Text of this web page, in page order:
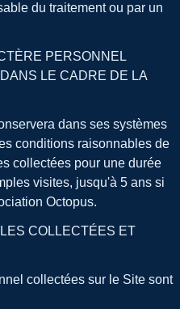
du traitement ou par un
PERSONNEL
LE CADRE DE LA
dans ses systèmes
conditions raisonnables de
collectées pour une durée
visites, jusqu'à 5 ans si
Octopus.
COLLECTÉES ET
collectées sur le Site sont